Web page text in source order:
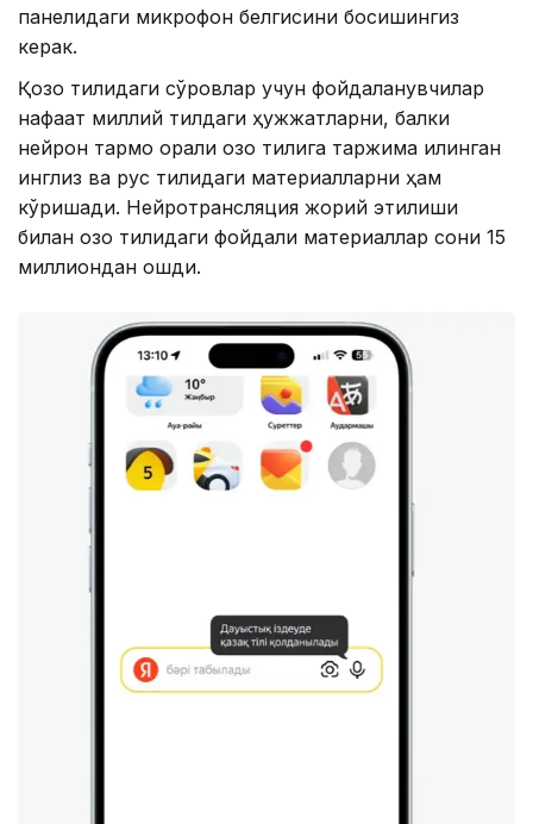
панелидаги микрофон белгисини босишингиз
керак.
Қозоқ тилидаги сўровлар учун фойдаланувчилар
нафақат миллий тилдаги ҳужжатларни, балки
нейрон тармоқ орқали қозоқ тилига таржима қилинган
инглиз ва рус тилидаги материалларни ҳам
кўришади. Нейротрансляция жорий этилиши
билан қозоқ тилидаги фойдали материаллар сони 15
миллиондан ошди.